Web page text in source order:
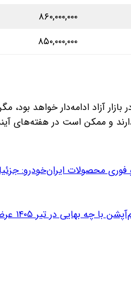
۸۶۰,۰۰۰,۰۰۰
۸۵۰,۰۰۰,۰۰۰
در بازار آزاد ادامه‌دار
و ممکن است در هفته‌های
محصولات ایران‌خودرو:
در تیر ۱۴۰۵ عرضه می‌شود؟